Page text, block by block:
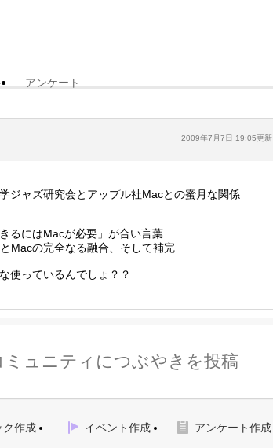
アンケート
2009年7月7日 19:05更新
ジャズ研究会とアップル社Macとの蜜月な関係
きるにはMacが必要」が合い言葉
Macの完全なる融合、そして補完
使っているんでしょ？？
ミュニティにつぶやきを投稿
ク作成 イベント作成 アンケート作成